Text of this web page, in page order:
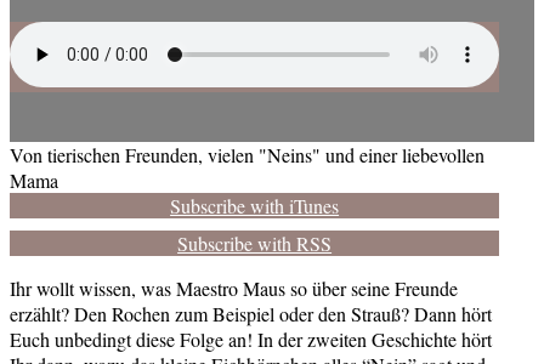
Von tierischen Freunden, vielen "Neins" und einer liebevollen
Mama
Subscribe with iTunes
Subscribe with RSS
Ihr wollt wissen, was Maestro Maus so über seine Freunde
erzählt? Den Rochen zum Beispiel oder den Strauß? Dann hört
Euch unbedingt diese Folge an! In der zweiten Geschichte hört